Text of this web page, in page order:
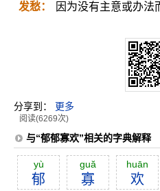
发愁： 因为没有主意或办
分享到： 更多
阅读(6269次)
与“郁郁寡欢”相关的字典解释
yù
郁
guă
寡
huān
欢